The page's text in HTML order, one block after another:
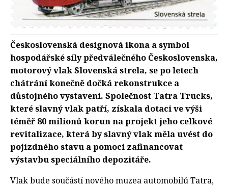
Československá designová ikona a symbol
hospodářské síly předválečného Československa,
motorový vlak Slovenská strela, se po letech
chátrání konečně dočká rekonstrukce a
důstojného vystavení. Společnost Tatra Trucks,
které slavný vlak patří, získala dotaci ve výši
téměř 80 milionů korun na projekt jeho celkové
revitalizace, která by slavný vlak měla uvést do
pojízdného stavu a pomoci zafinancovat
výstavbu speciálního depozitáře.
Vlak bude součástí nového muzea automobilů Tatra,